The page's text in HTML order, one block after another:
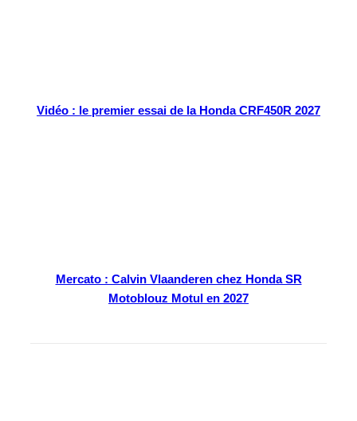
Vidéo : le premier essai de la Honda CRF450R 2027
Mercato : Calvin Vlaanderen chez Honda SR
Motoblouz Motul en 2027